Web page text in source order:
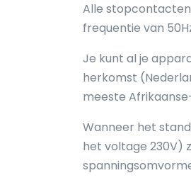
Alle
frequentie van
Je kunt al je
herkomst
meeste
Wanneer het
het voltage 230V)